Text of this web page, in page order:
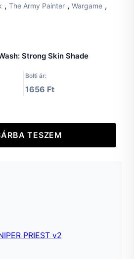
, The Army Painter , Wargame ,
Strong Skin Shade
Bolti ár:
1656 Ft
TESZEM